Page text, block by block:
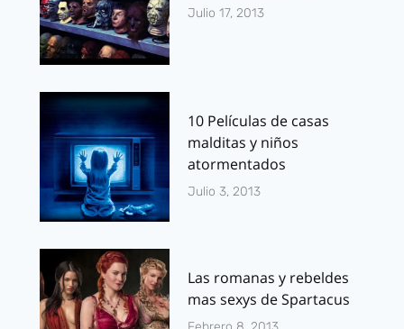
Julio 17, 2013
10 Películas de casas
malditas y niños
atormentados
Julio 3, 2013
Las romanas y rebeldes
mas sexys de Spartacus